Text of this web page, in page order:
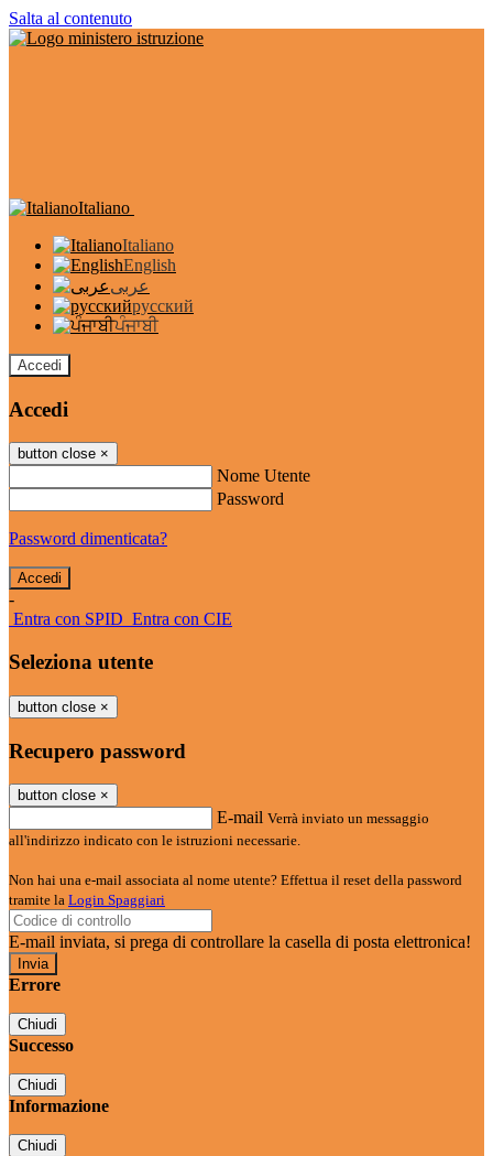
Salta al contenuto
Italiano
Italiano
English
عربى
русский
ਪੰਜਾਬੀ
Accedi
Accedi
button close ×
Nome Utente
Password
Password dimenticata?
-
Entra con SPID Entra con CIE
Seleziona utente
button close ×
Recupero password
button close ×
E-mail Verrà inviato un messaggio
all'indirizzo indicato con le istruzioni necessarie.
Non hai una e-mail associata al nome utente? Effettua il reset della password
tramite la Login Spaggiari
E-mail inviata, si prega di controllare la casella di posta elettronica!
Errore
Chiudi
Successo
Chiudi
Informazione
Chiudi